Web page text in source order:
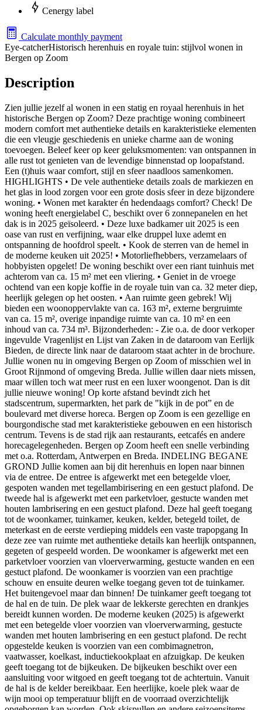
Cenergy label
Calculate monthly payment
Eye-catcherHistorisch herenhuis en royale tuin: stijlvol wonen in
Bergen op Zoom
Description
Zien jullie jezelf al wonen in een statig en royaal herenhuis in het
historische Bergen op Zoom? Deze prachtige woning combineert
modern comfort met authentieke details en karakteristieke elementen
die een vleugje geschiedenis en unieke charme aan de woning
toevoegen. Beleef keer op keer geluksmomenten: van ontspannen in
alle rust tot genieten van de levendige binnenstad op loopafstand.
Een (t)huis waar comfort, stijl en sfeer naadloos samenkomen.
HIGHLIGHTS • De vele authentieke details zoals de markiezen en
het glas in lood zorgen voor een grote dosis sfeer in deze bijzondere
woning. • Wonen met karakter én hedendaags comfort? Check! De
woning heeft energielabel C, beschikt over 6 zonnepanelen en het
dak is in 2025 geïsoleerd. • Deze luxe badkamer uit 2025 is een
oase van rust en verfijning, waar elke druppel luxe ademt en
ontspanning de hoofdrol speelt. • Kook de sterren van de hemel in
de moderne keuken uit 2025! • Motorliefhebbers, verzamelaars of
hobbyisten opgelet! De woning beschikt over een riant tuinhuis met
achterom van ca. 15 m² met een vliering. • Geniet in de vroege
ochtend van een kopje koffie in de royale tuin van ca. 32 meter diep,
heerlijk gelegen op het oosten. • Aan ruimte geen gebrek! Wij
bieden een woonoppervlakte van ca. 163 m², externe bergruimte
van ca. 15 m², overige inpandige ruimte van ca. 10 m² en een
inhoud van ca. 734 m³. Bijzonderheden: - Zie o.a. de door verkoper
ingevulde Vragenlijst en Lijst van Zaken in de dataroom van Eerlijk
Bieden, de directe link naar de dataroom staat achter in de brochure.
Jullie wonen nu in omgeving Bergen op Zoom of misschien wel in
Groot Rijnmond of omgeving Breda. Jullie willen daar niets missen,
maar willen toch wat meer rust en een luxer woongenot. Dan is dit
jullie nieuwe woning! Op korte afstand bevindt zich het
stadscentrum, supermarkten, het park de "kijk in de pot” en de
boulevard met diverse horeca. Bergen op Zoom is een gezellige en
bourgondische stad met karakteristieke gebouwen en een historisch
centrum. Tevens is de stad rijk aan restaurants, eetcafés en andere
horecagelegenheden. Bergen op Zoom heeft een snelle verbinding
met o.a. Rotterdam, Antwerpen en Breda. INDELING BEGANE
GROND Jullie komen aan bij dit herenhuis en lopen naar binnen
via de entree. De entree is afgewerkt met een betegelde vloer,
gespoten wanden met tegellambirisering en een gestuct plafond. De
tweede hal is afgewerkt met een parketvloer, gestucte wanden met
houten lambrisering en een gestuct plafond. Deze hal geeft toegang
tot de woonkamer, tuinkamer, keuken, kelder, betegeld toilet, de
meterkast en de eerste verdieping middels een vaste trapopgang In
deze zee van ruimte met authentieke details kan heerlijk ontspannen,
gegeten of gespeeld worden. De woonkamer is afgewerkt met een
parketvloer voorzien van vloerverwarming, gestucte wanden en een
gestuct plafond. De woonkamer is voorzien van een prachtige
schouw en ensuite deuren welke toegang geven tot de tuinkamer.
Het buitengevoel maar dan binnen! De tuinkamer geeft toegang tot
de hal en de tuin. De plek waar de lekkerste gerechten en drankjes
bereidt kunnen worden. De moderne keuken (2025) is afgewerkt
met een betegelde vloer voorzien van vloerverwarming, gestucte
wanden met houten lambrisering en een gestuct plafond. De recht
opgestelde keuken is voorzien van een combimagnetron,
vaatwasser, koelkast, inductiekookplaat en afzuigkap. De keuken
geeft toegang tot de bijkeuken. De bijkeuken beschikt over een
aansluiting voor witgoed en geeft toegang tot de achtertuin. Vanuit
de hal is de kelder bereikbaar. Een heerlijke, koele plek waar de
wijn mooi op temperatuur blijft en de voorraad overzichtelijk